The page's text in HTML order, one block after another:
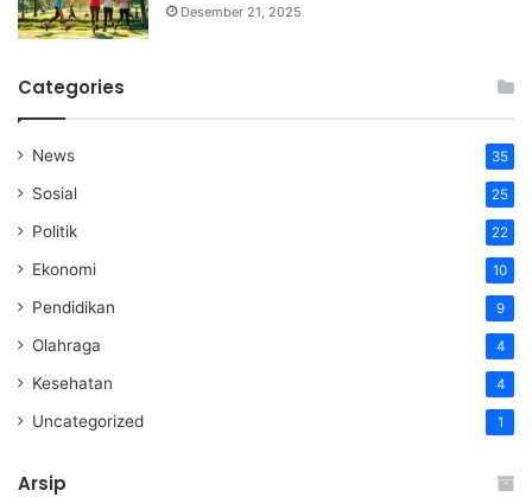
Desember 21, 2025
Categories
News 35
Sosial 25
Politik 22
Ekonomi 10
Pendidikan 9
Olahraga 4
Kesehatan 4
Uncategorized 1
Arsip